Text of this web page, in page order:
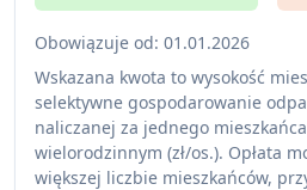
Obowiązuje od: 01.01.2026
Wskazana kwota to wysokość
selektywne gospodarowanie
naliczanej za jednego
wielorodzinnym (zł/os.). Opłata
większej liczbie mieszkańców,